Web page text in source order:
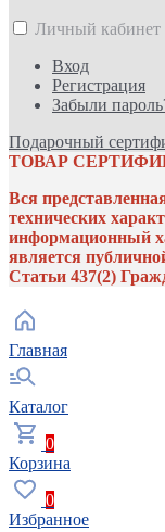
Личный кабинет
Вход
Регистрация
Забыли
Подарочный
ТОВАР
Вся
технических
информационный
является
Статьи 437(2)
Главная
Каталог
0
Корзина
0
Избранное